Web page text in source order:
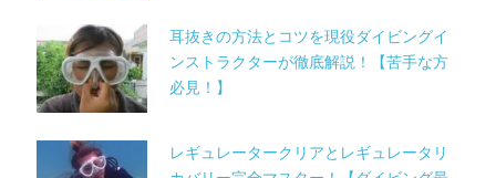
耳抜きの方法とコツを現役ダイビングイ
ンストラクターが徹底解説！【苦手な方
必見！】
レギュレータークリアとレギュレータリ